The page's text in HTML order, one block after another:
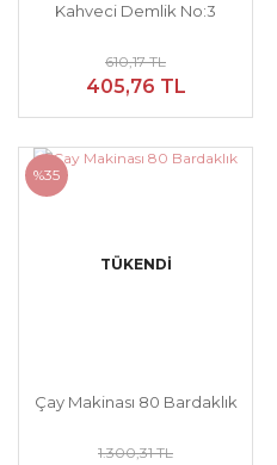
Kahveci Demlik No:3
610,17 TL
405,76 TL
%35
TÜKENDİ
Çay Makinası 80 Bardaklık
1.300,31 TL